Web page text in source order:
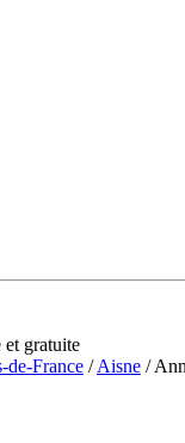
gratuite
de-France /Aisne /